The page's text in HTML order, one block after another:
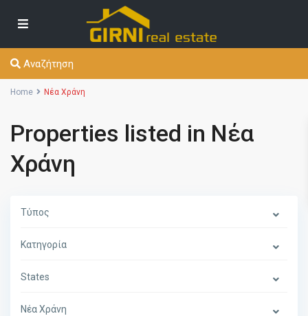
Αναζήτηση
Home Νέα Χράνη
Properties listed in Νέα
Χράνη
Τύπος
Κατηγορία
States
Νέα Χράνη